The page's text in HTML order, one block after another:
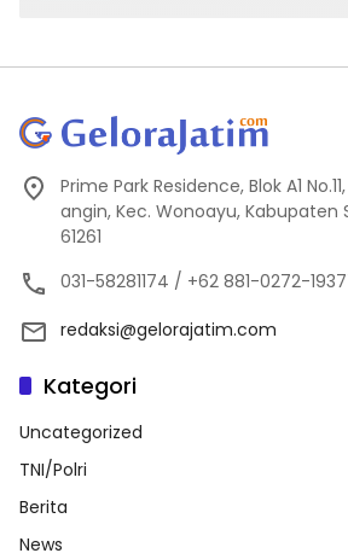
Prime Park Residence, Blok A1
angin, Kec. Wonoayu, Kabupaten
61261
031-58281174 / +62 881-0272-
redaksi@gelorajatim.com
Kategori
Uncategorized
TNI/Polri
Berita
News